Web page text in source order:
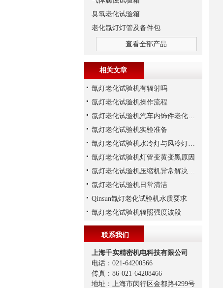
臭氧老化试验箱
老化氙灯灯管及备件包
查看全部产品
相关文章
氙灯老化试验机有辐射吗
氙灯老化试验机操作流程
氙灯老化试验机汽车内饰件老化实验注意事项
氙灯老化试验机实验准备
氙灯老化试验机水冷灯与风冷灯的区别
氙灯老化试验机灯管变黄变黑原因
氙灯老化试验机压缩机异常解决方法
氙灯老化试验机日常清洁
Qinsun氙灯老化试验机水质要求
氙灯老化试验机辐照强度波段
联系我们
上海千实精密机电科技有限公司
电话：021-64200566
传真：86-021-64208466
地址：上海市闵行区金都路4299号